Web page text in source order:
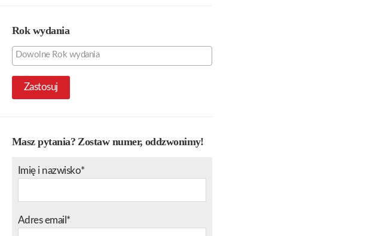
Rok wydania
Zastosuj
Masz pytania? Zostaw numer, oddzwonimy!
Imię i nazwisko*
Adres email*